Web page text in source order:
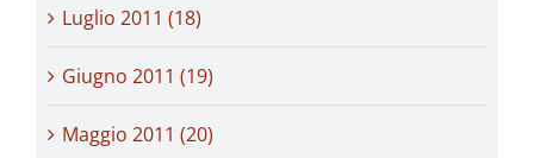
Luglio 2011 (18)
Giugno 2011 (19)
Maggio 2011 (20)